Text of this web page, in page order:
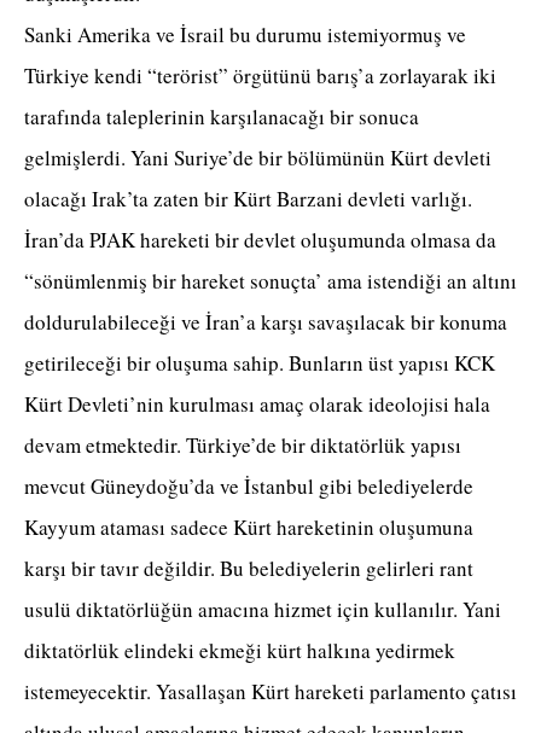
Sanki Amerika ve İsrail bu durumu istemiyormuş ve
Türkiye kendi “terörist” örgütünü barış’a zorlayarak iki
tarafında taleplerinin karşılanacağı bir sonuca
gelmişlerdi. Yani Suriye’de bir bölümünün Kürt devleti
olacağı Irak’ta zaten bir Kürt Barzani devleti varlığı.
İran’da PJAK hareketi bir devlet oluşumunda olmasa da
“sönümlenmiş bir hareket sonuçta’ ama istendiği an altını
doldurulabileceği ve İran’a karşı savaşılacak bir konuma
getirileceği bir oluşuma sahip. Bunların üst yapısı KCK
Kürt Devleti’nin kurulması amaç olarak ideolojisi hala
devam etmektedir. Türkiye’de bir diktatörlük yapısı
mevcut Güneydoğu’da ve İstanbul gibi belediyelerde
Kayyum ataması sadece Kürt hareketinin oluşumuna
karşı bir tavır değildir. Bu belediyelerin gelirleri rant
usulü diktatörlüğün amacına hizmet için kullanılır. Yani
diktatörlük elindeki ekmeği kürt halkına yedirmek
istemeyecektir. Yasallaşan Kürt hareketi parlamento çatısı